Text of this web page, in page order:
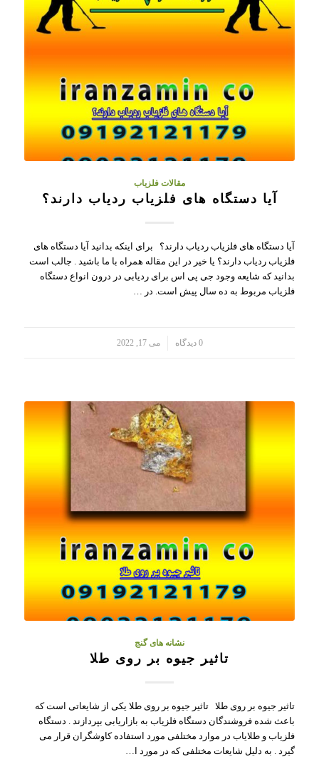
مقالات فلزیاب
آیا دستگاه های فلزیاب ردیاب دارند؟
آیا دستگاه های فلزیاب ردیاب دارند؟ برای اینکه بدانید آیا دستگاه های
فلزیاب ردیاب دارند؟ یا خیر در این مقاله همراه با ما باشید . جالب است
بدانید که شایعه وجود جی پی اس برای ردیابی در درون انواع دستگاه
فلزیاب مربوط به ده سال پیش است. در …
0 دیدگاه می 17, 2022
نشانه های گنج
تاثیر جیوه بر روی طلا
تاثیر جیوه بر روی طلا تاثیر جیوه بر روی طلا یکی از شایعاتی است که
باعث شده فروشندگان دستگاه فلزیاب به بازاریابی بپردازند . دستگاه
فلزیاب و طلایاب در موارد مختلفی مورد استفاده کاوشگران قرار می
گیرد . به دلیل شایعات مختلفی که در مورد ا…